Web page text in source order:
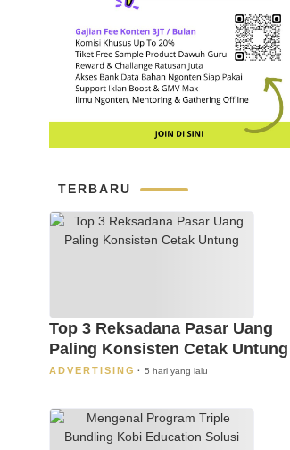
TERBARU
Top 3 Reksadana Pasar Uang
Paling Konsisten Cetak Untung
ADVERTISING 5 hari yang lalu